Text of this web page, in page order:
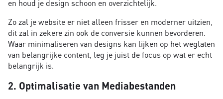
en houd je design schoon en overzichtelijk.
Zo zal je website er niet alleen frisser en moderner uitzien,
dit zal in zekere zin ook de conversie kunnen bevorderen.
Waar minimaliseren van designs kan lijken op het weglaten
van belangrijke content, leg je juist de focus op wat er echt
belangrijk is.
2. Optimalisatie van Mediabestanden